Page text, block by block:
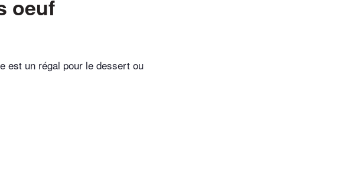
oeuf
est un régal pour le dessert ou